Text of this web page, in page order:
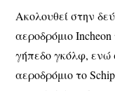
Ακολουθεί στην
αεροδρόμιο
γήπεδο γκόλφ, ενώ
αεροδρόμιο το